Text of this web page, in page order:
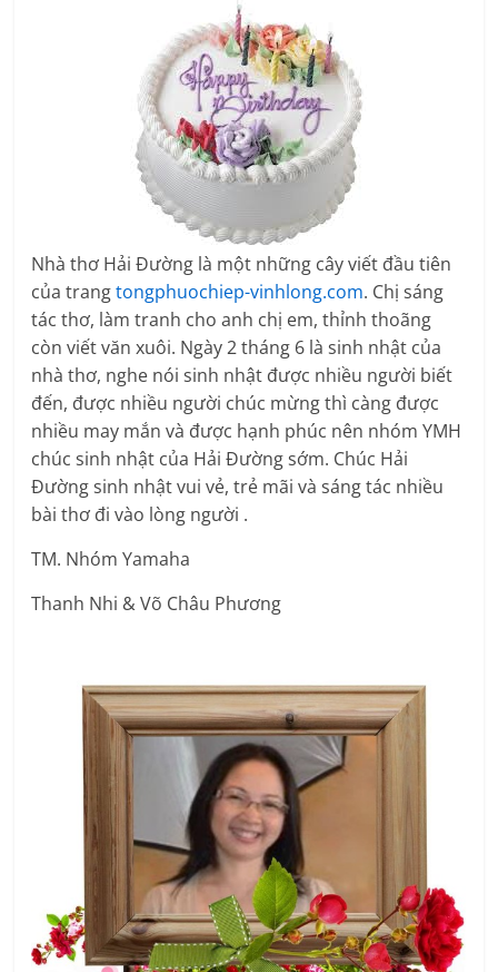
Nhà thơ Hải Đường là một những cây viết đầu tiên
của trangtongphuochiep-vinhlong.com. Chị sáng
tác thơ, làm tranh cho anh chị em, thỉnh thoãng
còn viết văn xuôi. Ngày 2 tháng 6 là sinh nhật của
nhà thơ, nghe nói sinh nhật được nhiều người biết
đến, được nhiều người chúc mừng thì càng được
nhiều may mắn và được hạnh phúc nên nhóm YMH
chúc sinh nhật của Hải Đường sớm. Chúc Hải
Đường sinh nhật vui vẻ, trẻ mãi và sáng tác nhiều
bài thơ đi vào lòng người .
TM. Nhóm Yamaha
Thanh Nhi & Võ Châu Phương